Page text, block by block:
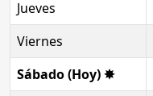
Jueves
Viernes
Sábado (Hoy) ✸